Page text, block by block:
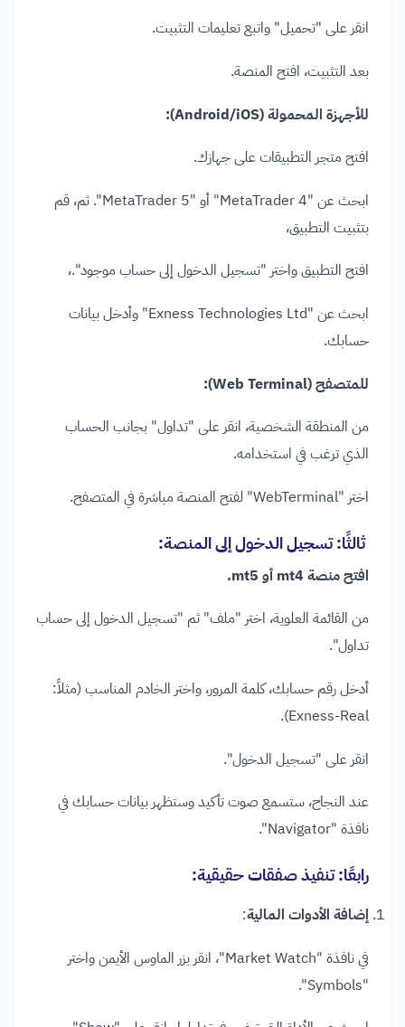
انقر على "تحميل" واتبع تعليمات التثبيت.
بعد التثبيت، افتح المنصة. ​
للأجهزة المحمولة (Android/iOS):
افتح متجر التطبيقات على جهازك.
ابحث عن "MetaTrader 4" أو "MetaTrader 5". ثم، قم
بتثبيت التطبيق،
افتح التطبيق واختر "تسجيل الدخول إلى حساب موجود".،
ابحث عن "Exness Technologies Ltd" وأدخل بيانات
حسابك.
للمتصفح (Web Terminal):
من المنطقة الشخصية، انقر على "تداول" بجانب الحساب
الذي ترغب في استخدامه.
اختر "WebTerminal" لفتح المنصة مباشرة في المتصفح.
ثالثًا: تسجيل الدخول إلى المنصة:
افتح منصة mt4 أو mt5.
من القائمة العلوية، اختر "ملف" ثم "تسجيل الدخول إلى حساب
تداول".
أدخل رقم حسابك، كلمة المرور، واختر الخادم المناسب (مثلاً:
Exness-Real).
انقر على "تسجيل الدخول".
عند النجاح، ستسمع صوت تأكيد وستظهر بيانات حسابك في
نافذة "Navigator". ​
رابعًا: تنفيذ صفقات حقيقية:
إضافة الأدوات المالية:
في نافذة "Market Watch"، انقر بزر الماوس الأيمن واختر
"Symbols".